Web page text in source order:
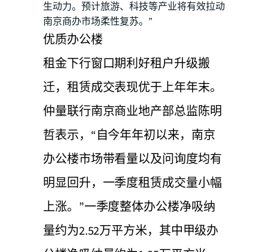
生动力。预计旅游、科技等产业将有效拉动
南京商办市场柔性复苏。”
优质办公楼
租金下行窗口期利好租户升级搬
迁，租赁成交表现优于上年年末。
仲量联行南京商业地产部总监陈明
哲表示，“自今年年初以来，南京
办公楼市场带看量以及问询度均有
明显回升，一季度租赁成交量小幅
上涨。”一季度整体办公楼净吸纳
量约为2.52万平方米，其中甲级办